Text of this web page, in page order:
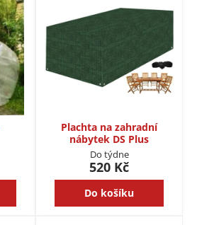
Plachta na zahradní
nábytek DS Plus
Do týdne
520 Kč
Do košíku